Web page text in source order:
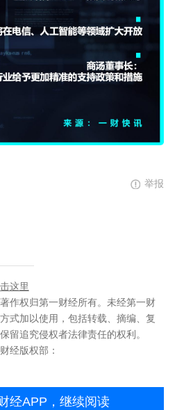
举报
这里
作权归第一财经所有。未经第一财
式加以使用，包括转载、摘编、复
留追究侵权者法律责任的权利。
经版权部：
经APP，继续阅读